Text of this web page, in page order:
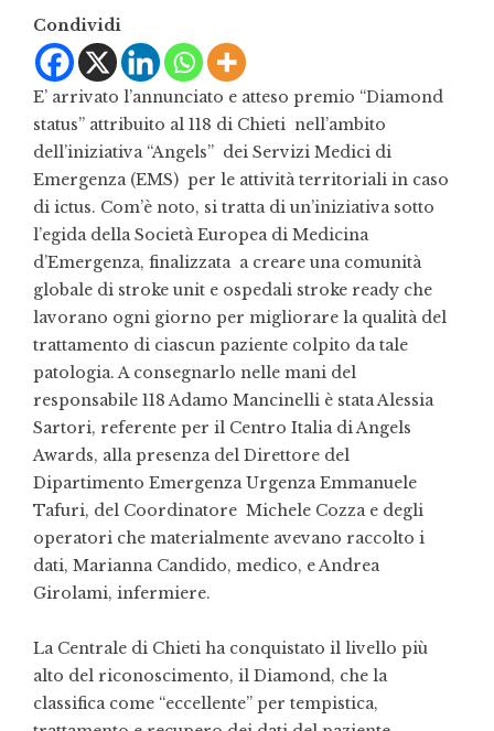
Condividi
E’ arrivato l’annunciato e atteso premio “Diamond
status” attribuito al 118 di Chieti nell’ambito
dell’iniziativa “Angels” dei Servizi Medici di
Emergenza (EMS) per le attività territoriali in caso
di ictus. Com’è noto, si tratta di un’iniziativa sotto
l’egida della Società Europea di Medicina
d’Emergenza, finalizzata a creare una comunità
globale di stroke unit e ospedali stroke ready che
lavorano ogni giorno per migliorare la qualità del
trattamento di ciascun paziente colpito da tale
patologia. A consegnarlo nelle mani del
responsabile 118 Adamo Mancinelli è stata Alessia
Sartori, referente per il Centro Italia di Angels
Awards, alla presenza del Direttore del
Dipartimento Emergenza Urgenza Emmanuele
Tafuri, del Coordinatore Michele Cozza e degli
operatori che materialmente avevano raccolto i
dati, Marianna Candido, medico, e Andrea
Girolami, infermiere.
La Centrale di Chieti ha conquistato il livello più
alto del riconoscimento, il Diamond, che la
classifica come “eccellente” per tempistica,